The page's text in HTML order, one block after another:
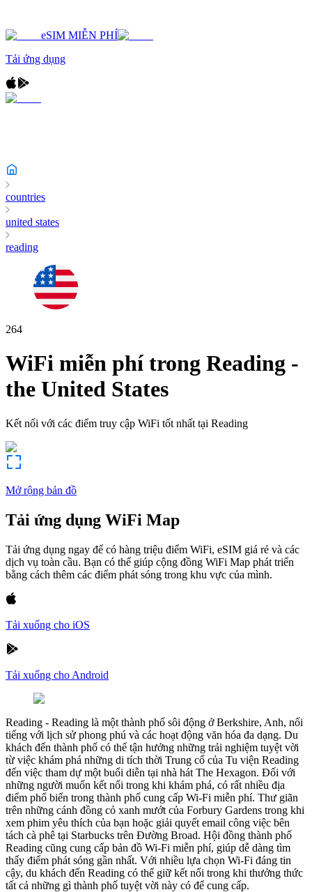
eSIM MIỄN PHÍ
Tải ứng dụng
countries
united states
reading
264
WiFi miễn phí trong Reading -
the United States
Kết nối với các điểm truy cập WiFi tốt nhất tại Reading
Mở rộng bản đồ
Tải ứng dụng WiFi Map
Tải ứng dụng ngay để có hàng triệu điểm WiFi, eSIM giá rẻ và các
dịch vụ toàn cầu. Bạn có thể giúp cộng đồng WiFi Map phát triển
bằng cách thêm các điểm phát sóng trong khu vực của mình.
Tải xuống cho iOS
Tải xuống cho Android
Reading - Reading là một thành phố sôi động ở Berkshire, Anh, nổi
tiếng với lịch sử phong phú và các hoạt động văn hóa đa dạng. Du
khách đến thành phố có thể tận hưởng những trải nghiệm tuyệt vời
từ việc khám phá những di tích thời Trung cổ của Tu viện Reading
đến việc tham dự một buổi diễn tại nhà hát The Hexagon. Đối với
những người muốn kết nối trong khi khám phá, có rất nhiều địa
điểm phổ biến trong thành phố cung cấp Wi-Fi miễn phí. Thư giãn
trên những cánh đồng cỏ xanh mướt của Forbury Gardens trong khi
xem phim yêu thích của bạn hoặc giải quyết email công việc bên
tách cà phê tại Starbucks trên Đường Broad. Hội đồng thành phố
Reading cũng cung cấp bản đồ Wi-Fi miễn phí, giúp dễ dàng tìm
thấy điểm phát sóng gần nhất. Với nhiều lựa chọn Wi-Fi đáng tin
cậy, du khách đến Reading có thể giữ kết nối trong khi thưởng thức
tất cả những gì thành phố tuyệt vời này có để cung cấp.